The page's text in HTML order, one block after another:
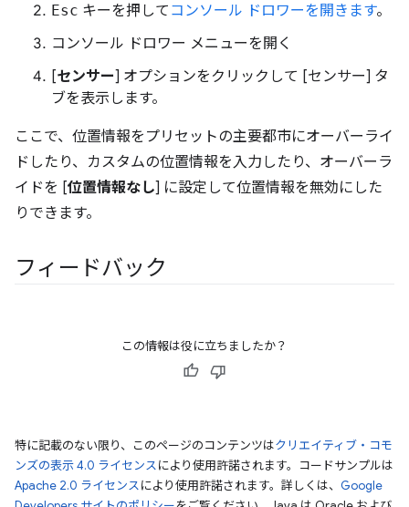
Esc キーを押して コンソール ドロワーを開きます。
コンソール ドロワー メニューを開く
[センサー] オプションをクリックして [センサー] タ
ブを表示します。
ここで、位置情報をプリセットの主要都市にオーバーライ
ドしたり、カスタムの位置情報を入力したり、オーバーラ
イドを [位置情報なし] に設定して位置情報を無効にした
りできます。
フィードバック
この情報は役に立ちましたか？
特に記載のない限り、このページのコンテンツはクリエイティブ・コモ
ンズの表示 4.0 ライセンスにより使用許諾されます。コードサンプルは
Apache 2.0 ライセンスにより使用許諾されます。詳しくは、 Google